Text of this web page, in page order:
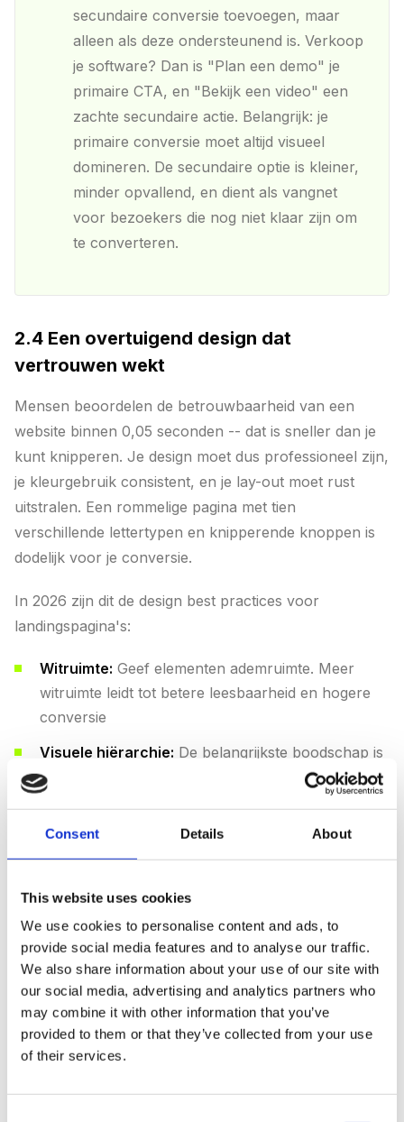
Consent Details About
This website uses cookies
We use cookies to personalise content and ads, to
provide social media features and to analyse our traffic.
We also share information about your use of our site with
our social media, advertising and analytics partners who
may combine it with other information that you’ve
provided to them or that they’ve collected from your use
of their services.
secundaire conversie toevoegen, maar
alleen als deze ondersteunend is. Verkoop
je software? Dan is "Plan een demo" je
primaire CTA, en "Bekijk een video" een
zachte secundaire actie. Belangrijk: je
primaire conversie moet altijd visueel
domineren. De secundaire optie is kleiner,
minder opvallend, en dient als vangnet
voor bezoekers die nog niet klaar zijn om
te converteren.
2.4 Een overtuigend design dat
vertrouwen wekt
Mensen beoordelen de betrouwbaarheid van een
website binnen 0,05 seconden -- dat is sneller dan je
kunt knipperen. Je design moet dus professioneel zijn,
je kleurgebruik consistent, en je lay-out moet rust
uitstralen. Een rommelige pagina met tien
verschillende lettertypen en knipperende knoppen is
dodelijk voor je conversie.
In 2026 zijn dit de design best practices voor
landingspagina's:
Witruimte: Geef elementen ademruimte. Meer
witruimte leidt tot betere leesbaarheid en hogere
conversie
Visuele hiërarchie: De belangrijkste boodschap is
het grootst, de CTA-button valt op door kleur en
Consistente kleuren:Maximaal twee tot drie
kleuren, met een contrasterende kleur voor je
Echte foto's:Stockfoto's zijn herkenbaar en
wekken wantrouwen. Gebruik eigen foto's van je
team, kantoor of product
Leesbaarheid: Minimaal 16px fonttekst, donkere
tekst op lichte achtergrond, korte alinea's